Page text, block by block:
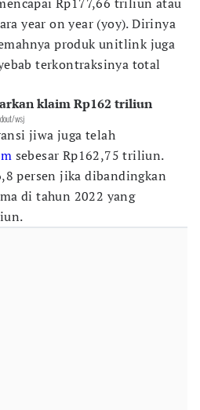
year on year (yoy). Dirinya
produk unitlink juga
terkontraksinya total
klaim Rp162 triliun
wsj
jiwa juga telah
sebesar Rp162,75 triliun.
persen jika dibandingkan
di tahun 2022 yang